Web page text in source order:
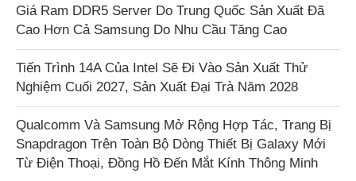
Giá Ram DDR5 Server Do Trung Quốc Sản Xuất Đã
Cao Hơn Cả Samsung Do Nhu Cầu Tăng Cao
Tiến Trình 14A Của Intel Sẽ Đi Vào Sản Xuất Thử
Nghiệm Cuối 2027, Sản Xuất Đại Trà Năm 2028
Qualcomm Và Samsung Mở Rộng Hợp Tác, Trang Bị
Snapdragon Trên Toàn Bộ Dòng Thiết Bị Galaxy Mới
Từ Điện Thoại, Đồng Hồ Đến Mắt Kính Thông Minh